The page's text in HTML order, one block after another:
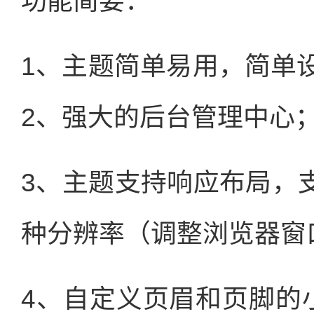
1、主题简单易用，简单
2、强大的后台管理中心
3、主题支持响应布局，
种分辨率（调整浏览器
4、自定义页眉和页脚的